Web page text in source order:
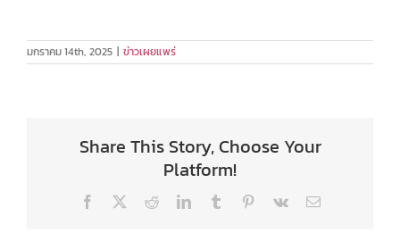
มกราคม 14th, 2025 | ข่าวเผยแพร่
Share This Story, Choose Your
Platform!
Facebook RedditLinkedInTumblr Pinterest
Vk Email